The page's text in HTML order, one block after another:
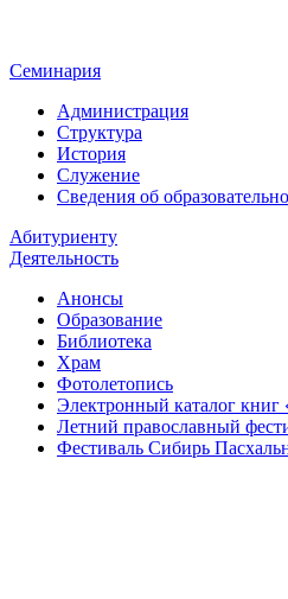
Семинария
Администрация
Структура
История
Служение
Сведения об
Абитуриенту
Деятельность
Анонсы
Образование
Библиотека
Храм
Фотолетопись
Электронный каталог книг
Летний православный
Фестиваль Сибирь